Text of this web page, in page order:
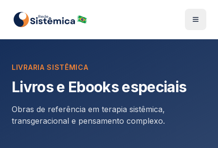
LIVRARIA SISTÊMICA
Livros e Ebooks especiais
Obras de referência em terapia sistêmica,
transgeracional e pensamento complexo.